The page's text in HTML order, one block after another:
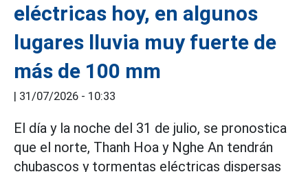
eléctricas hoy, en algunos
lugares lluvia muy fuerte de
más de 100 mm
| 31/07/2026 - 10:33
El día y la noche del 31 de julio, se pronostica
que el norte, Thanh Hoa y Nghe An tendrán
chubascos y tormentas eléctricas dispersas